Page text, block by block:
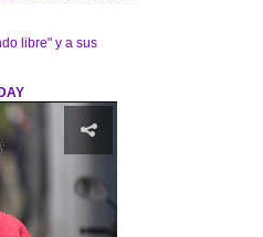
libre" y a sus